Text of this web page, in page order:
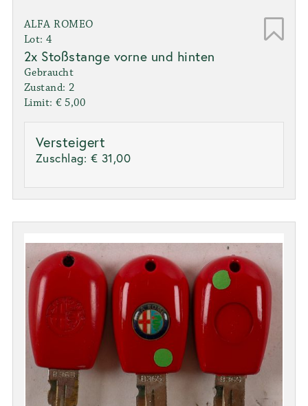
ALFA ROMEO
Lot: 4
2x Stoßstange vorne und hinten
Gebraucht
Zustand: 2
Limit: € 5,00
Versteigert
Zuschlag: € 31,00